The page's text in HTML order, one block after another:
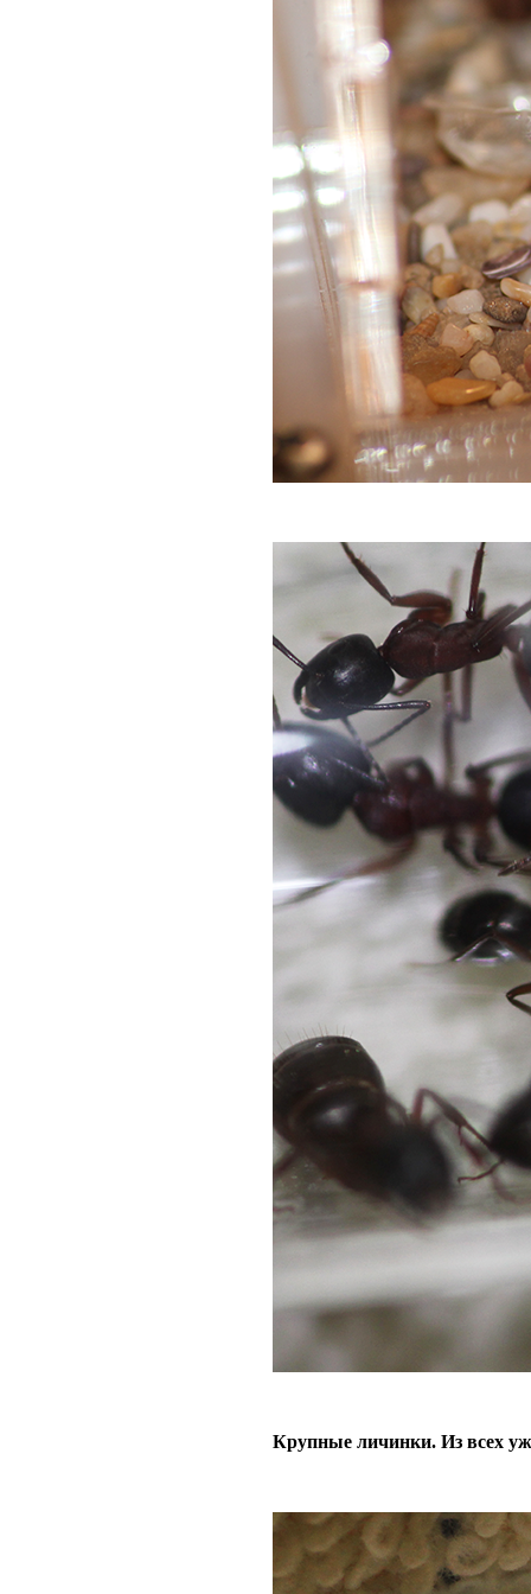
Крупные личинки. Из всех